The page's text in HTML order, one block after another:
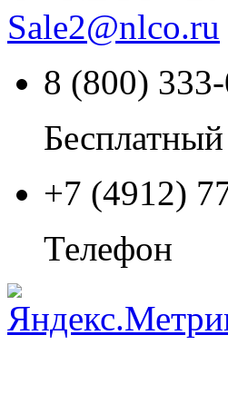
Sale2@nlco.ru
8 (800)
+7 (4912)
Телефон